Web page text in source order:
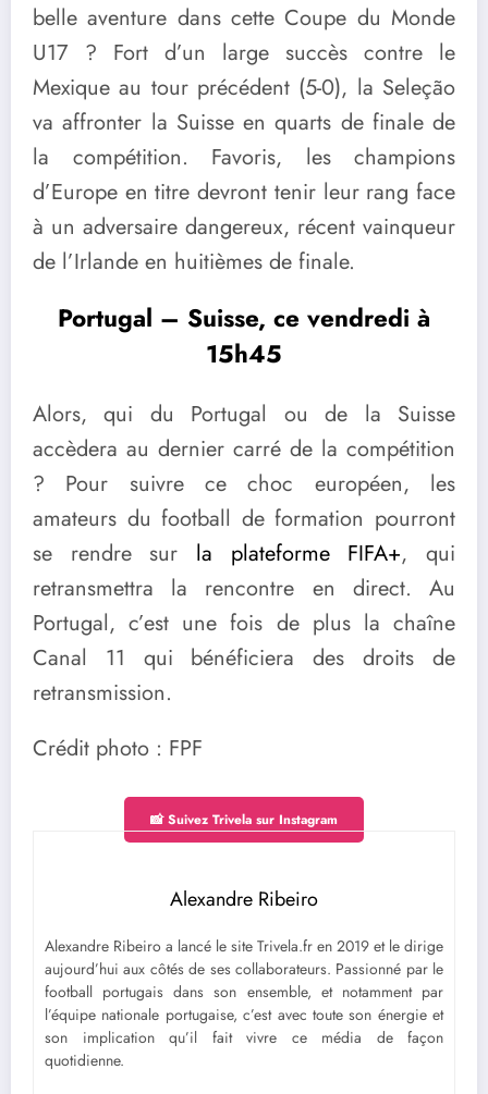
belle aventure dans cette Coupe du Monde
U17 ? Fort d’un large succès contre le
Mexique au tour précédent (5-0), la Seleção
va affronter la Suisse en quarts de finale de
la compétition. Favoris, les champions
d’Europe en titre devront tenir leur rang face
à un adversaire dangereux, récent vainqueur
de l’Irlande en huitièmes de finale.
Portugal – Suisse, ce vendredi à
15h45
Alors, qui du Portugal ou de la Suisse
accèdera au dernier carré de la compétition
? Pour suivre ce choc européen, les
amateurs du football de formation pourront
se rendre sur la plateforme FIFA+, qui
retransmettra la rencontre en direct. Au
Portugal, c’est une fois de plus la chaîne
Canal 11 qui bénéficiera des droits de
retransmission.
Crédit photo : FPF
📸 Suivez Trivela sur Instagram
Alexandre Ribeiro
Alexandre Ribeiro a lancé le site Trivela.fr en 2019 et le dirige
aujourd’hui aux côtés de ses collaborateurs. Passionné par le
football portugais dans son ensemble, et notamment par
l’équipe nationale portugaise, c’est avec toute son énergie et
son implication qu’il fait vivre ce média de façon
quotidienne.